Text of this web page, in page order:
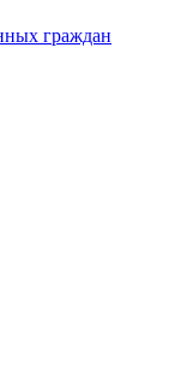
граждан